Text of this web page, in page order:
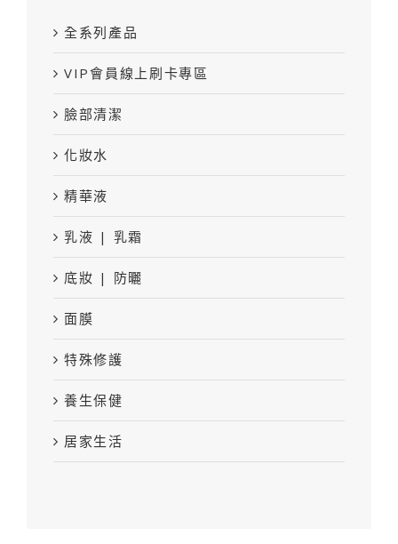
全系列產品
VIP會員線上刷卡專區
臉部清潔
化妝水
精華液
乳液 | 乳霜
底妝 | 防曬
面膜
特殊修護
養生保健
居家生活